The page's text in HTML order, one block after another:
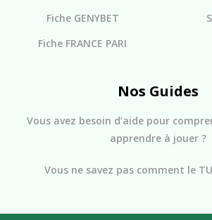
Fiche GENYBET
Fiche FRANCE PARI
Nos Guides
Vous avez besoin d’aide pour
apprendre à jouer ?
Vous ne savez pas comment le